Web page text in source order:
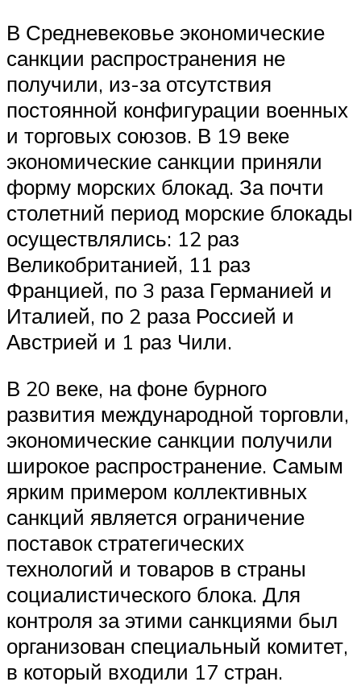
В Средневековье экономические
санкции распространения не
получили, из-за отсутствия
постоянной конфигурации военных
и торговых союзов. В 19 веке
экономические санкции приняли
форму морских блокад. За почти
столетний период морские блокады
осуществлялись: 12 раз
Великобританией, 11 раз
Францией, по 3 раза Германией и
Италией, по 2 раза Россией и
Австрией и 1 раз Чили.
В 20 веке, на фоне бурного
развития международной торговли,
экономические санкции получили
широкое распространение. Самым
ярким примером коллективных
санкций является ограничение
поставок стратегических
технологий и товаров в страны
социалистического блока. Для
контроля за этими санкциями был
организован специальный комитет,
в который входили 17 стран.